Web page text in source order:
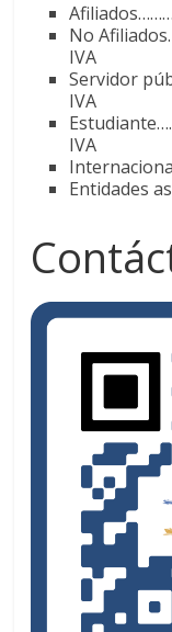
No
IVA
Servidor
IVA
IVA
Entidades